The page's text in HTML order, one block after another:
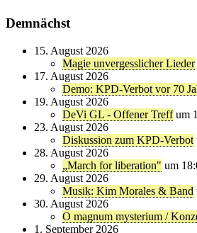
Demnächst
15. August 2026
Magie unvergesslicher Lieder
17. August 2026
Demo: KPD-Verbot vor 70
19. August 2026
DeVi GL - Offener Treff um
23. August 2026
Diskussion zum KPD-Verbot
28. August 2026
„March for liberation" um
29. August 2026
Musik: Kim Morales & Band
30. August 2026
O magnum mysterium /
1. September 2026